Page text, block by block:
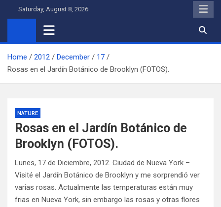
Saturday, August 8, 2026
Home 2012 December
17
Rosas en el Jardín Botánico de Brooklyn (FOTOS).
NATURE
Rosas en el Jardín Botánico de
Brooklyn (FOTOS).
Lunes, 17 de Diciembre, 2012. Ciudad de Nueva York –
Visité el Jardín Botánico de Brooklyn y me sorprendió ver
varias rosas. Actualmente las temperaturas están muy
frias en Nueva York, sin embargo las rosas y otras flores